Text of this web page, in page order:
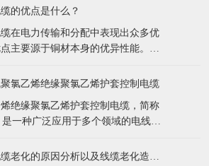
原因:外力损伤。
，现在相当多的电缆故障都是由于
的。比如：电缆敷设
的优点是什么？
在电力传输和分配中表现出众多优
主要源于铜材本身的优异性能。以
铝，这意味着在相同条件下，铜芯
电缆的
氯乙烯绝缘聚氯乙烯护套控制电缆
绝缘聚氯乙烯护套控制电缆，简称
一种广泛应用于多个领域的电线电
种由铜芯线作为导体，外覆聚氯乙